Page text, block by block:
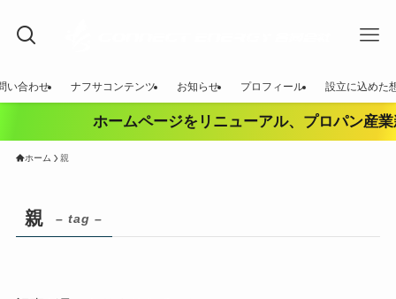
い合わせ ナフサコンテンツ お知らせ プロフィール 設立に込めた
ホームページをリニューアル、プロパン産
ホーム 親
親 – tag –